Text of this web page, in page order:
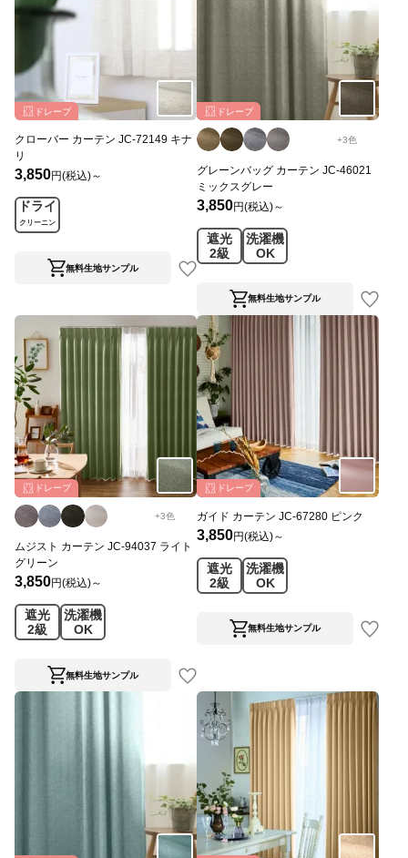
ドレープ
クローバー カーテン JC-72149 キナ
リ
3,850円(税込)～
ドライ
クリーニン
無料生地サンプル
ドレープ
+3色
グレーンバッグ カーテン JC-46021
ミックスグレー
3,850円(税込)～
遮光
2級
洗濯機
OK
無料生地サンプル
ドレープ
+3色
ムジスト カーテン JC-94037 ライト
グリーン
3,850円(税込)～
遮光
2級
洗濯機
OK
無料生地サンプル
ドレープ
ガイド カーテン JC-67280 ピンク
3,850円(税込)～
遮光
2級
洗濯機
OK
無料生地サンプル